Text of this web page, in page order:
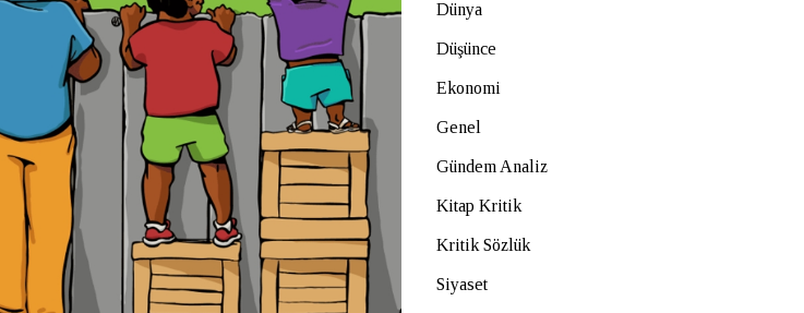
Dünya
Düşünce
Ekonomi
Genel
Gündem Analiz
Kitap Kritik
Kritik Sözlük
Siyaset